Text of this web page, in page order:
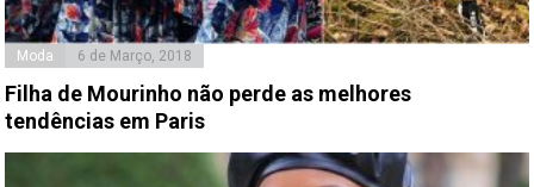
Moda 6 de Março, 2018
Filha de Mourinho não perde as melhores
tendências em Paris